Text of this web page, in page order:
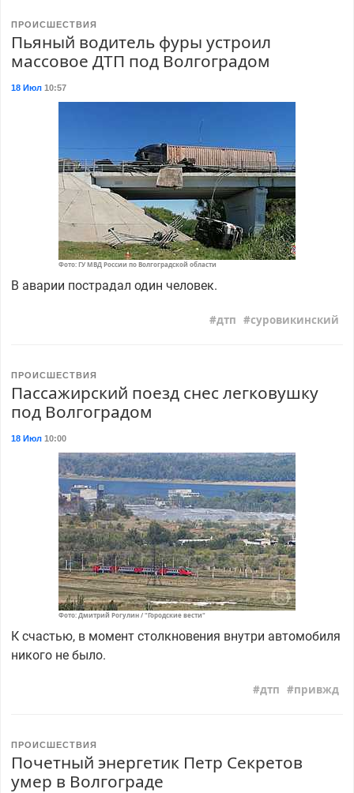
ПРОИСШЕСТВИЯ
Пьяный водитель фуры устроил
массовое ДТП под Волгоградом
18 Июл10:57
Фото: ГУ МВД России по Волгоградской области
В аварии пострадал один человек.
дтп суровикинский
ПРОИСШЕСТВИЯ
Пассажирский поезд снес легковушку
под Волгоградом
18 Июл10:00
Фото: Дмитрий Рогулин / "Городские вести"
К счастью, в момент столкновения внутри автомобиля
никого не было.
дтп привжд
ПРОИСШЕСТВИЯ
Почетный энергетик Петр Секретов
умер в Волгограде